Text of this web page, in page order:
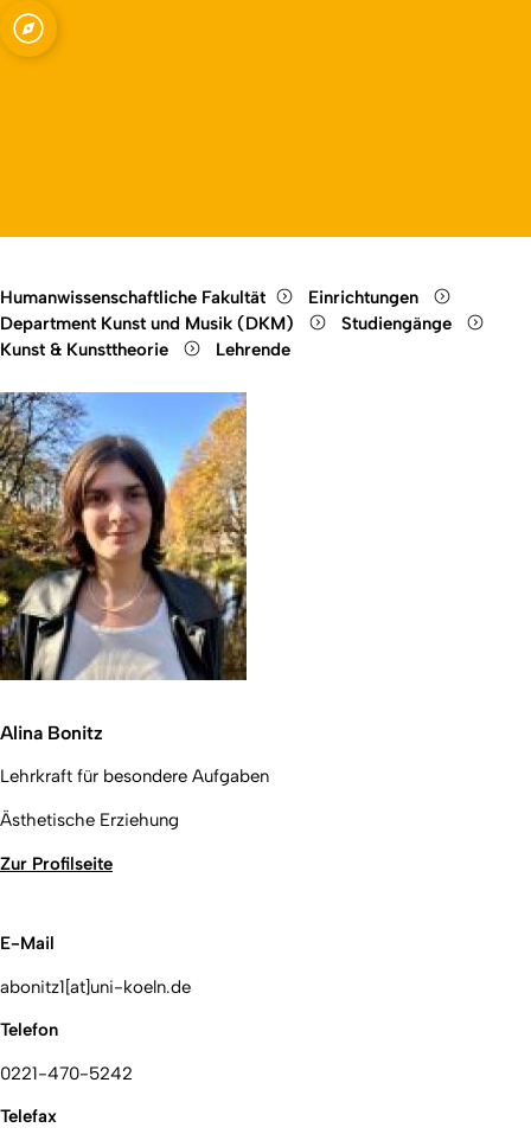
Open quicklink menu
Humanwissenschaftliche Fakultät
Einrichtungen
Department Kunst und Musik (DKM)
Studiengänge
Kunst & Kunsttheorie
Lehrende
Alina Bonitz
Lehrkraft für besondere Aufgaben
Ästhetische Erziehung
Zur Profilseite
E-Mail
abonitz1[at]uni-koeln.de
Telefon
0221-470-5242
Telefax